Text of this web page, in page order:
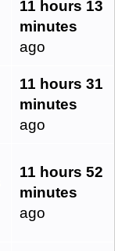
11 hours 13
minutes
ago
11 hours 31
minutes
ago
11 hours 52
minutes
ago